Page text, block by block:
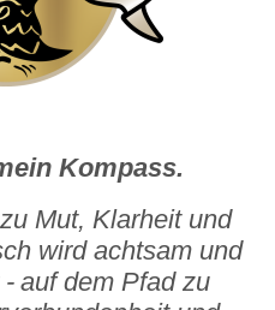
Kompass.
Mut, Klarheit und
wird achtsam und
auf dem Pfad zu